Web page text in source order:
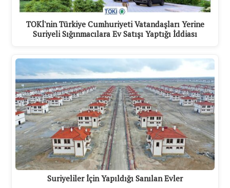
TOKİ'nin Türkiye Cumhuriyeti Vatandaşları Yerine
Suriyeli Sığınmacılara Ev Satışı Yaptığı İddiası
Suriyeliler İçin Yapıldığı Sanılan Evler